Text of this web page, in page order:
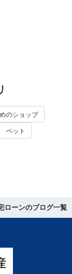
のショップ
ペット
ローンのブログ一覧